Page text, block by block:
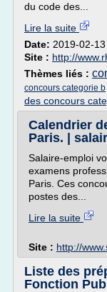
du code des...
Lire la suite
Date: 2019-02-
Site : http://
Thèmes liés :
concours categorie b
des concours
Calendrier
Paris. |
Salaire-emploi
examens
Paris. Ces
postes des...
Lire la suite
Site : http://
Liste des
Fonction